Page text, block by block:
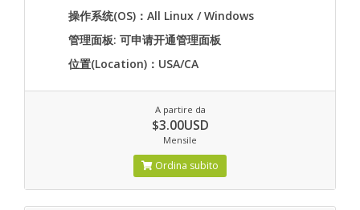
操作系统(OS)：All Linux / Windows
管理面板: 可申请开通管理面板
位置(Location)：USA/CA
A partire da
$3.00USD
Mensile
Ordina subito